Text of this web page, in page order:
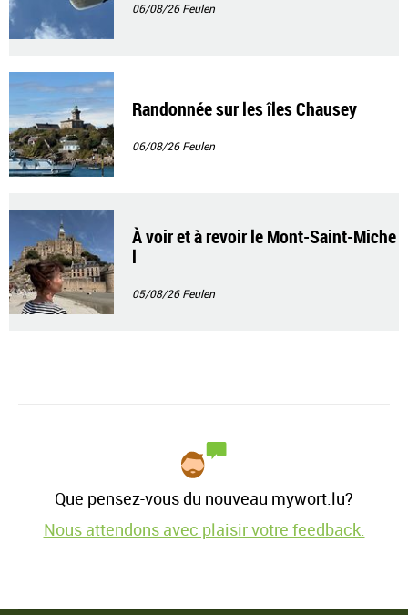
06/08/26Feulen
Randonnée sur les îles Chausey
06/08/26Feulen
À voir et à revoir le Mont-Saint-Miche
l
05/08/26Feulen
Que pensez-vous du nouveau mywort.lu?
Nous attendons avec plaisir votre feedback.